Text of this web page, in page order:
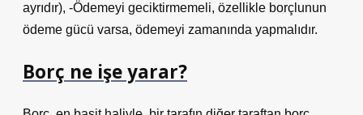
ayrıdır), -Ödemeyi geciktirmemeli, özellikle borçlunun
ödeme gücü varsa, ödemeyi zamanında yapmalıdır.
Borç ne işe yarar?